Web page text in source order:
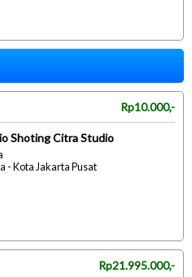
Rp10.000,-
Shoting Citra Studio
- Kota Jakarta Pusat
Rp21.995.000,-